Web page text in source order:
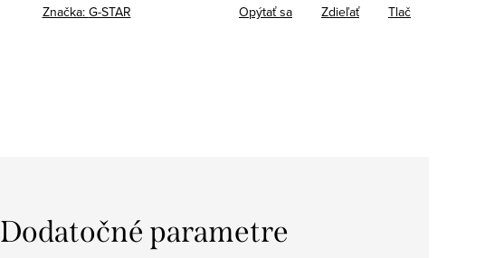
Značka: G-STAR Tlač
Opýtať sa Zdieľať
Dodatočné parametre